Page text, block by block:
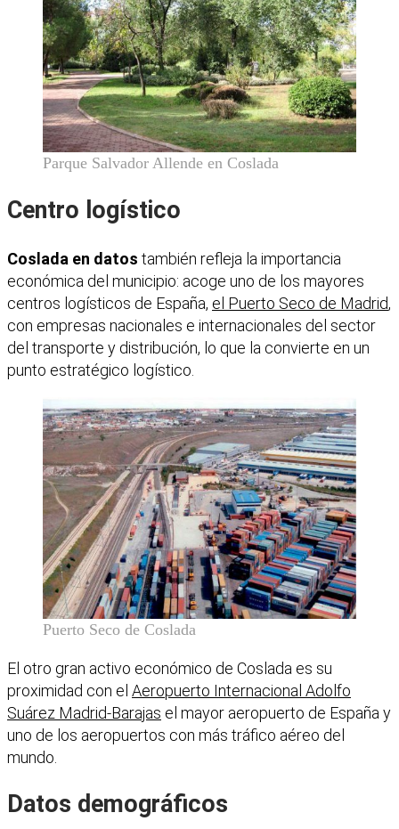
Parque Salvador Allende en Coslada
Centro logístico
Coslada en datos también refleja la importancia
económica del municipio: acoge uno de los mayores
centros logísticos de España, el Puerto Seco de Madrid,
con empresas nacionales e internacionales del sector
del transporte y distribución, lo que la convierte en un
punto estratégico logístico.
Puerto Seco de Coslada
El otro gran activo económico de Coslada es su
proximidad con el Aeropuerto Internacional Adolfo
Suárez Madrid-Barajas el mayor aeropuerto de España y
uno de los aeropuertos con más tráfico aéreo del
mundo.
Datos demográficos